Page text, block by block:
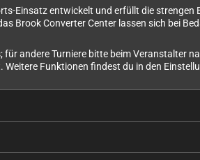
Einsatz entwickelt und erfüllt die
Brook Converter Center lassen sich bei
andere Turniere bitte beim Veranstalter
Funktionen findest du in den